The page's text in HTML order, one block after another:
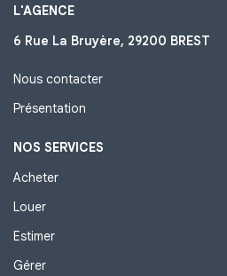
L'AGENCE
6 Rue La Bruyère, 29200 BREST
Nous contacter
Présentation
NOS SERVICES
Acheter
Louer
Estimer
Gérer